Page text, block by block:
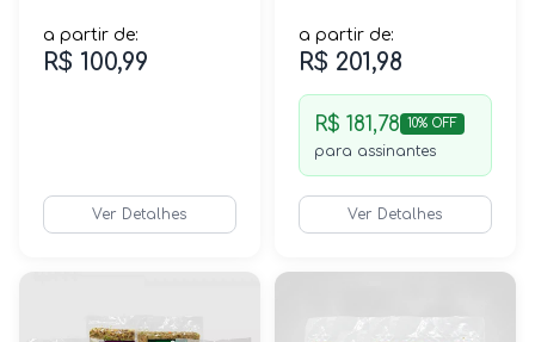
a partir de:
R$ 100,99
Ver Detalhes
a partir de:
R$ 201,98
R$ 181,78 10% OFF
para assinantes
Ver Detalhes